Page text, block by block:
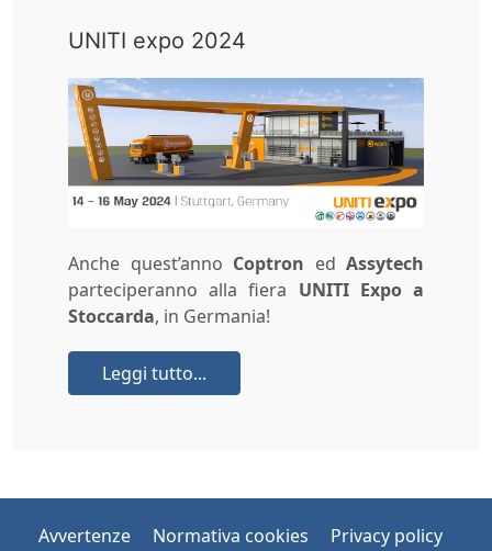
UNITI expo 2024
Anche quest’anno Coptron ed Assytech
parteciperanno alla fiera UNITI Expo a
Stoccarda, in Germania!
Leggi tutto...
Avvertenze Normativa cookies Privacy policy